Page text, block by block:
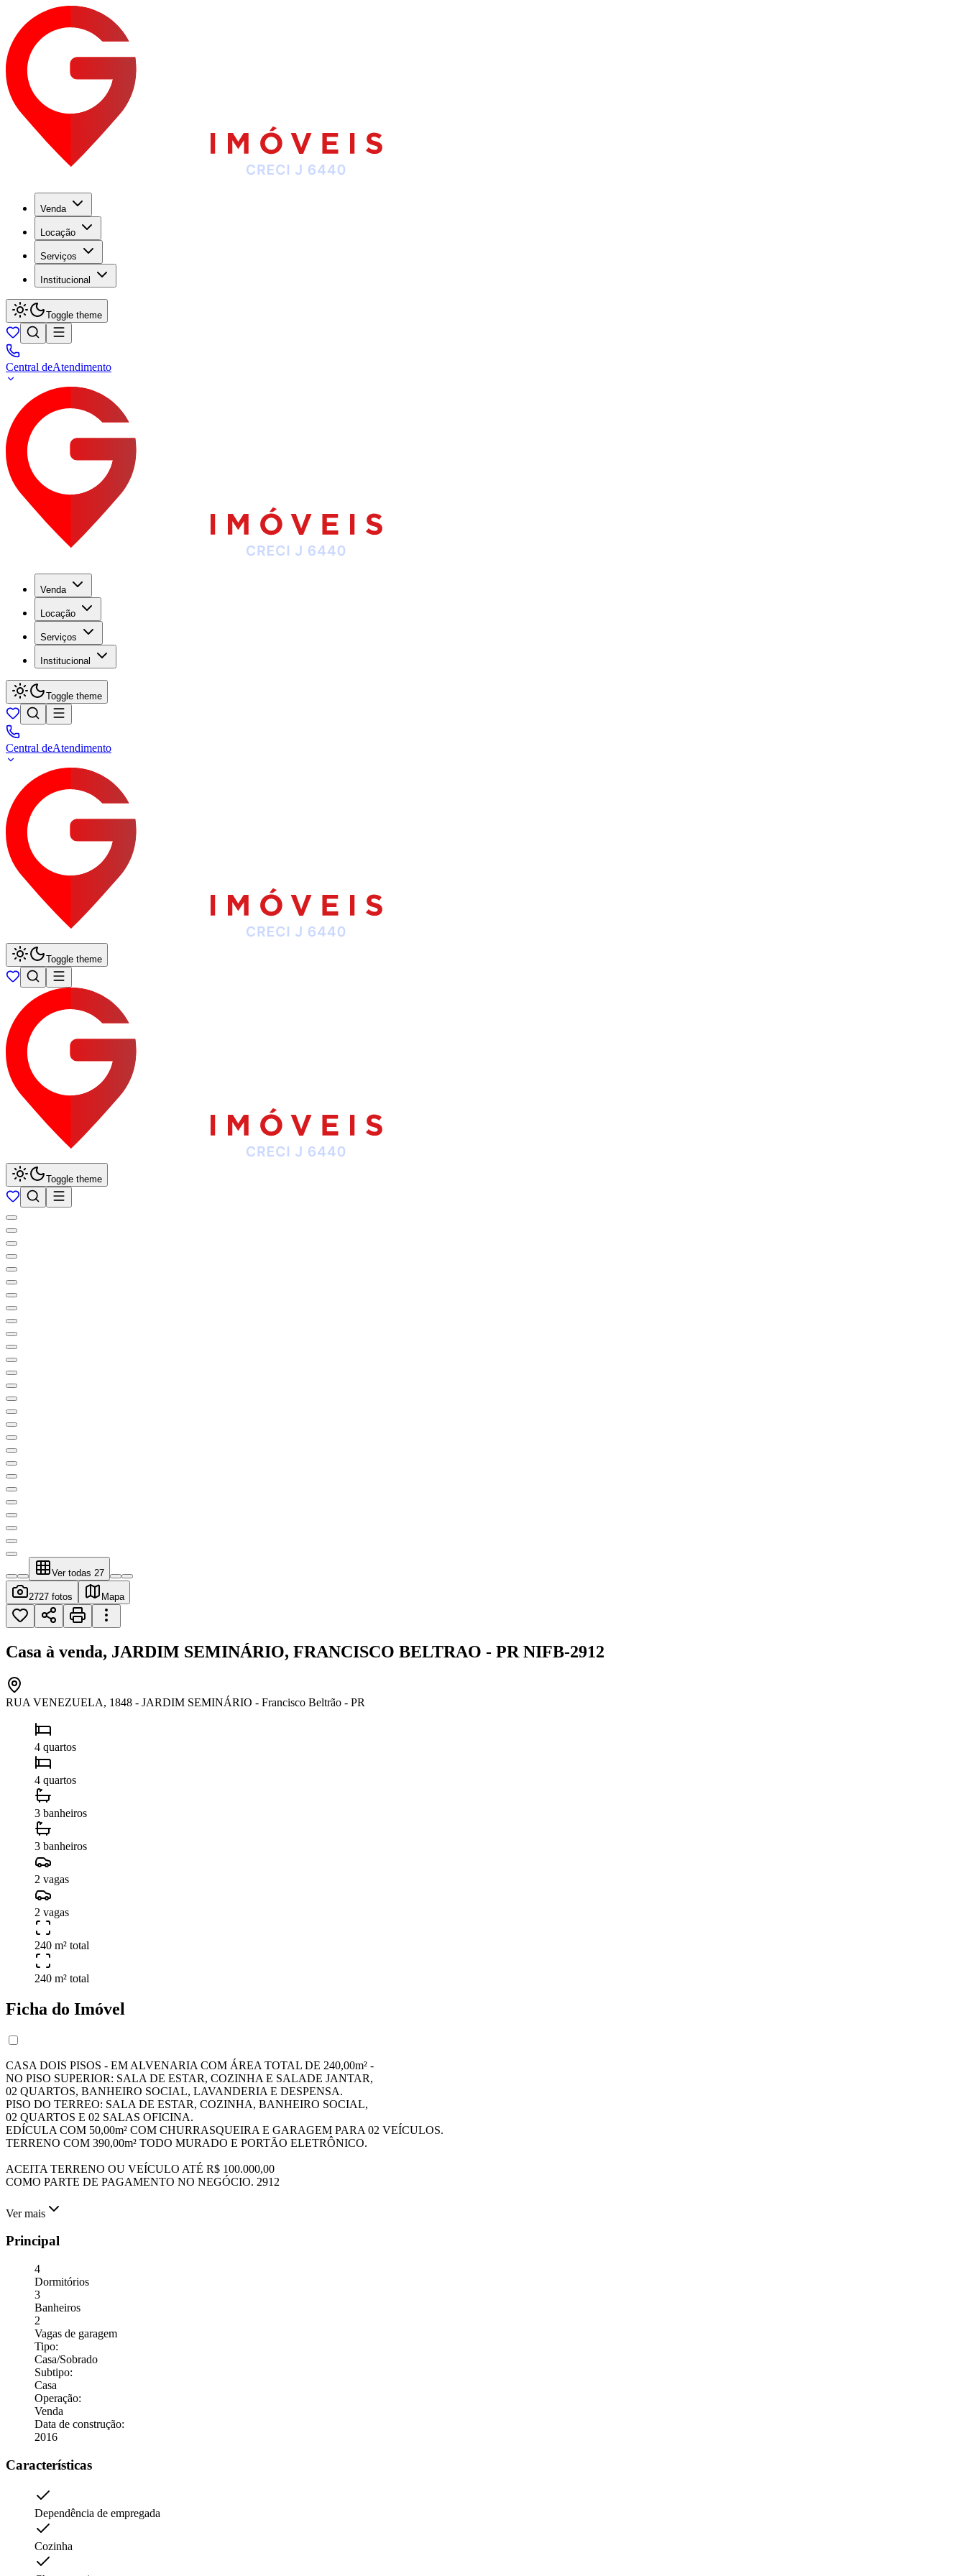
Venda
Locação
Serviços
Institucional
Toggle theme
Central deAtendimento
Venda
Locação
Serviços
Institucional
Toggle theme
Central deAtendimento
Toggle theme
Toggle theme
Ver todas 27
2727 fotos Mapa
Casa à venda, JARDIM SEMINÁRIO, FRANCISCO BELTRAO - PR NIFB-2912
RUA VENEZUELA, 1848 - JARDIM SEMINÁRIO - Francisco Beltrão - PR
4 quartos
4 quartos
3 banheiros
3 banheiros
2 vagas
2 vagas
240 m² total
240 m² total
Ficha do Imóvel
CASA DOIS PISOS - EM ALVENARIA COM ÁREA TOTAL DE 240,00m² -
NO PISO SUPERIOR: SALA DE ESTAR, COZINHA E SALADE JANTAR,
02 QUARTOS, BANHEIRO SOCIAL, LAVANDERIA E DESPENSA.
PISO DO TERREO: SALA DE ESTAR, COZINHA, BANHEIRO SOCIAL,
02 QUARTOS E 02 SALAS OFICINA.
EDÍCULA COM 50,00m² COM CHURRASQUEIRA E GARAGEM PARA 02 VEÍCULOS.
TERRENO COM 390,00m² TODO MURADO E PORTÃO ELETRÔNICO.
ACEITA TERRENO OU VEÍCULO ATÉ R$ 100.000,00
COMO PARTE DE PAGAMENTO NO NEGÓCIO. 2912
Ver mais
Principal
4
Dormitórios
3
Banheiros
2
Vagas de garagem
Tipo:
Casa/Sobrado
Subtipo:
Casa
Operação:
Venda
Data de construção:
2016
Características
Dependência de empregada
Cozinha